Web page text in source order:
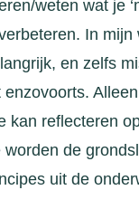
weten wat je
In
en zelfs
kan reflecteren
de
uit de